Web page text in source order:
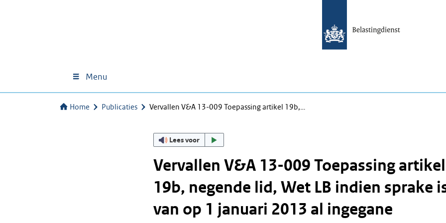
Menu
Home Publicaties Vervallen V&A 13-009 Toepassing artikel 19b,…
Lees voor
Vervallen V&A 13-009 Toepassing artikel
19b, negende lid, Wet LB indien sprake
van op 1 januari 2013 al ingegane